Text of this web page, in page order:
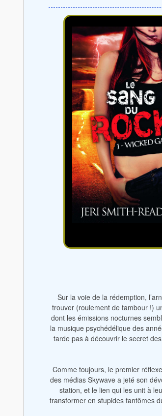
Sur la voie de la rédemption,
trouver (roulement de tambour !)
dont les émissions nocturnes
la musique psychédélique des
tarde pas à découvrir le secret
Comme toujours, le premier
des médias Skywave a jeté son
station, et le lien qui les unit à
transformer en stupides fantômes